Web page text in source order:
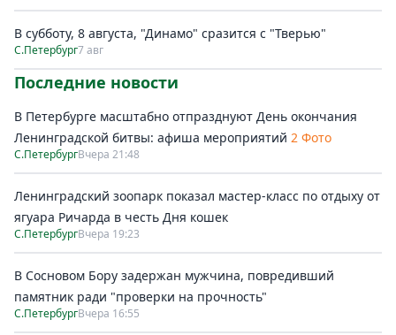
В субботу, 8 августа, "Динамо" сразится с "Тверью"
С.Петербург7 авг
Последние новости
В Петербурге масштабно отпразднуют День окончания
Ленинградской битвы: афиша мероприятий 2 Фото
С.ПетербургВчера 21:48
Ленинградский зоопарк показал мастер-класс по отдыху от
ягуара Ричарда в честь Дня кошек
С.ПетербургВчера 19:23
В Сосновом Бору задержан мужчина, повредивший
памятник ради "проверки на прочность"
С.ПетербургВчера 16:55